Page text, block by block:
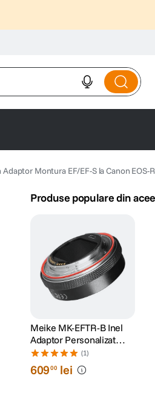
Montura EF/EF-S la Canon EOS-R
Produse populare din
Meike MK-EFTR-B Inel
Adaptor Personalizat
pentru EF/EF-S la EOS-R
(1)
60900 lei